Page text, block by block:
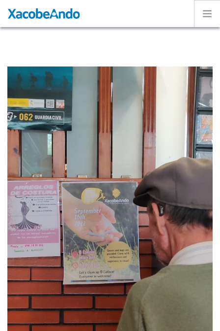
Experiences
Exhibition
Login
ENGLISH